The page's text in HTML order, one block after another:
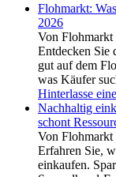
Flohmarkt:
2026
Von Flohmarkt
Entdecken Sie
gut auf dem
was Käufer
Hinterlasse
Nachhaltig
schont
Von Flohmarkt
Erfahren Sie,
einkaufen.